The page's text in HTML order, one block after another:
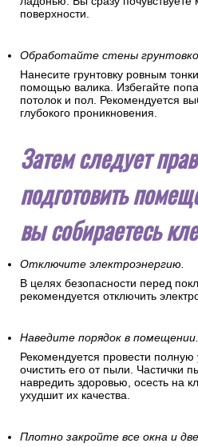
поверхности.
Обработайте стены
Нанесите грунтовку ровным
помощью валика. Избегайте
потолок и пол. Рекомендуется
глубокого проникновения.
Затем следует
подготовить
вы собираетесь
Отключите электроэнергию.
В целях безопасности перед
рекомендуется отключить
Наведите порядок в помещении.
Рекомендуется провести
очистить его от пыли. Частички
навредить здоровью, осесть на
ухудшит их качества.
Плотно закройте все окна и